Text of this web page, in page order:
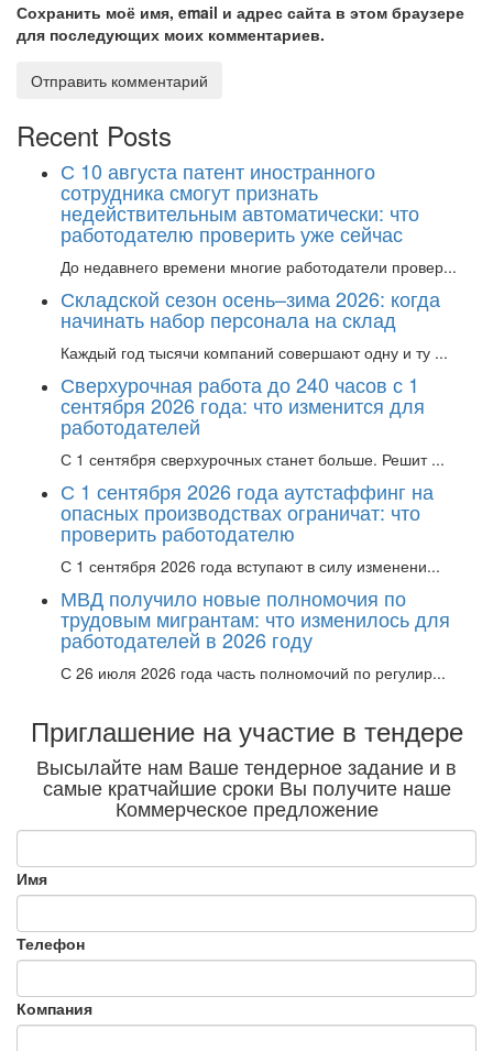
Сохранить моё имя, email и адрес сайта в этом браузере
для последующих моих комментариев.
Recent Posts
С 10 августа патент иностранного
сотрудника смогут признать
недействительным автоматически: что
работодателю проверить уже сейчас
До недавнего времени многие работодатели провер...
Складской сезон осень–зима 2026: когда
начинать набор персонала на склад
Каждый год тысячи компаний совершают одну и ту ...
Сверхурочная работа до 240 часов с 1
сентября 2026 года: что изменится для
работодателей
С 1 сентября сверхурочных станет больше. Решит ...
С 1 сентября 2026 года аутстаффинг на
опасных производствах ограничат: что
проверить работодателю
С 1 сентября 2026 года вступают в силу изменени...
МВД получило новые полномочия по
трудовым мигрантам: что изменилось для
работодателей в 2026 году
С 26 июля 2026 года часть полномочий по регулир...
Приглашение на участие в тендере
Высылайте нам Ваше тендерное задание и в
самые кратчайшие сроки Вы получите наше
Коммерческое предложение
Имя
Телефон
Компания